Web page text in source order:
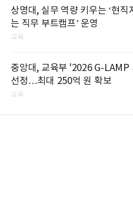
상명대, 실무 역량 키우는 ‘현직
는 직무 부트캠프’ 운영
교육
중앙대, 교육부 '2026 G-LAMP
선정…최대 250억 원 확보
교육